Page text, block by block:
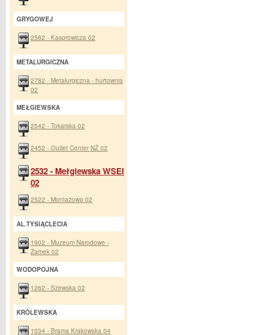
GRYGOWEJ
2562 - Kasprowicza 02
METALURGICZNA
2782 - Metalurgiczna - hurtownia
02
MEŁGIEWSKA
2542 - Tokarska 02
2452 - Outlet Center NŻ 02
2532 - Mełgiewska WSEI
02
2522 - Montażowa 02
AL.TYSIĄCLECIA
1902 - Muzeum Narodowe -
Zamek 02
WODOPOJNA
1262 - Szewska 02
KRÓLEWSKA
1034 - Brama Krakowska 04